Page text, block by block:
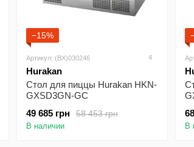
−15%
Артикул: (BX)030246 4
Hurakan
Стол для пиццы Hurakan HKN-
GXSD3GN-GC
58 453 грн
49 685 грн
В наличии В